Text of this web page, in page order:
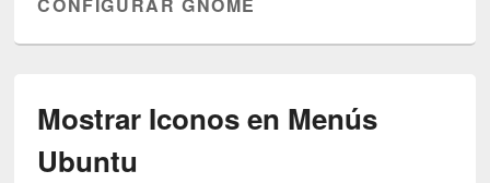
Mostrar Iconos en Menús
Ubuntu